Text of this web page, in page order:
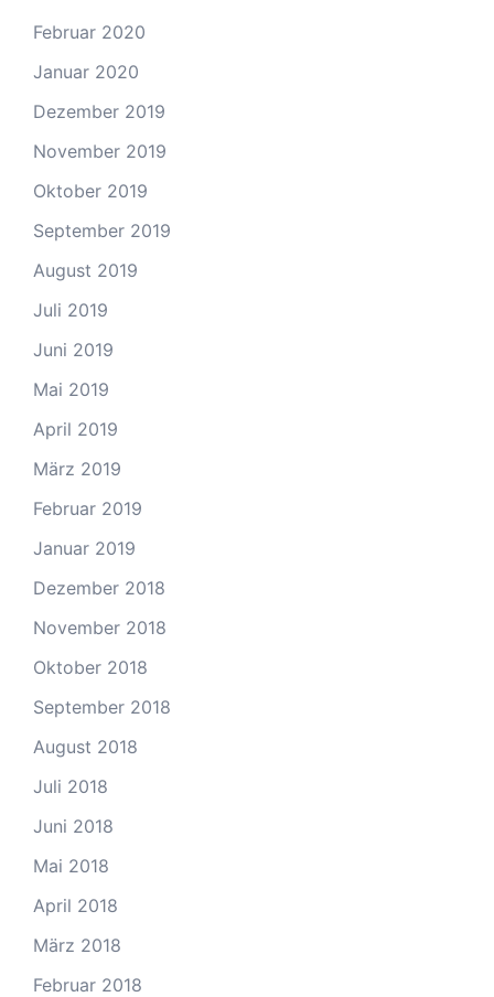
Februar 2020
Januar 2020
Dezember 2019
November 2019
Oktober 2019
September 2019
August 2019
Juli 2019
Juni 2019
Mai 2019
April 2019
März 2019
Februar 2019
Januar 2019
Dezember 2018
November 2018
Oktober 2018
September 2018
August 2018
Juli 2018
Juni 2018
Mai 2018
April 2018
März 2018
Februar 2018